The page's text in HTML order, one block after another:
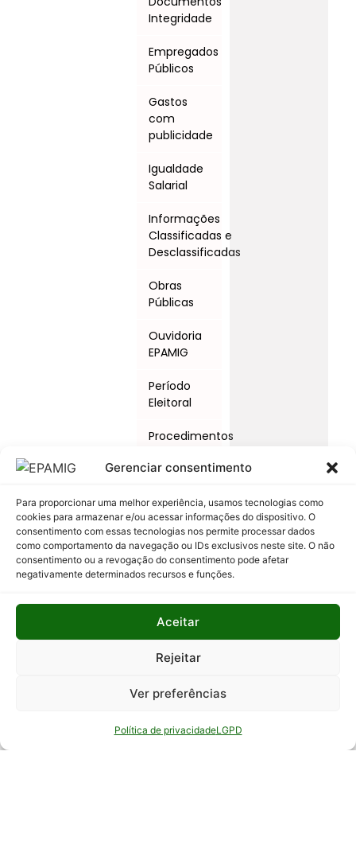
Gerenciar consentimento
Para proporcionar uma melhor experiência, usamos tecnologias como
cookies para armazenar e/ou acessar informações do dispositivo. O
consentimento com essas tecnologias nos permite processar dados
como comportamento da navegação ou IDs exclusivos neste site. O não
consentimento ou a revogação do consentimento pode afetar
negativamente determinados recursos e funções.
Aceitar
Rejeitar
Ver preferências
Política de privacidadeLGPD
Integridade
Empregados
Públicos
Gastos
com
publicidade
Igualdade
Salarial
Informações
Classificadas e
Desclassificadas
Obras
Públicas
Ouvidoria
EPAMIG
Período
Eleitoral
Procedimentos
e Ações
Relatório
Anual de
Atividades
Auditoria
Interna
Relatório
Serviço de
ao Cidadão